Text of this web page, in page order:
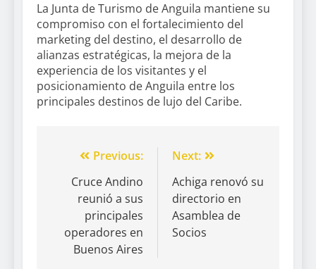
La Junta de Turismo de Anguila mantiene su
compromiso con el fortalecimiento del
marketing del destino, el desarrollo de
alianzas estratégicas, la mejora de la
experiencia de los visitantes y el
posicionamiento de Anguila entre los
principales destinos de lujo del Caribe.
Previous:
Cruce Andino
reunió a sus
principales
operadores en
Buenos Aires
Next:
Achiga renovó su
directorio en
Asamblea de
Socios